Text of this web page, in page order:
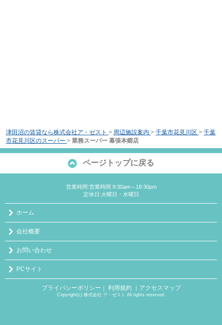
津田沼の賃貸なら株式会社ア・ゼスト > 周辺施設案内 > 千葉市花見川区 > 千葉
市花見川区のスーパー > 業務スーパー 幕張本郷店
ページトップに戻る
営業時間:営業時間 9:30am～18:30pm
定休日:火曜日・水曜日
ホーム
会社概要
お問い合わせ
PCサイト
プライバシーポリシー ｜ 利用規約 ｜アクセスマップ
Copyright(c) 株式会社 ア・ゼスト All rights reserved.